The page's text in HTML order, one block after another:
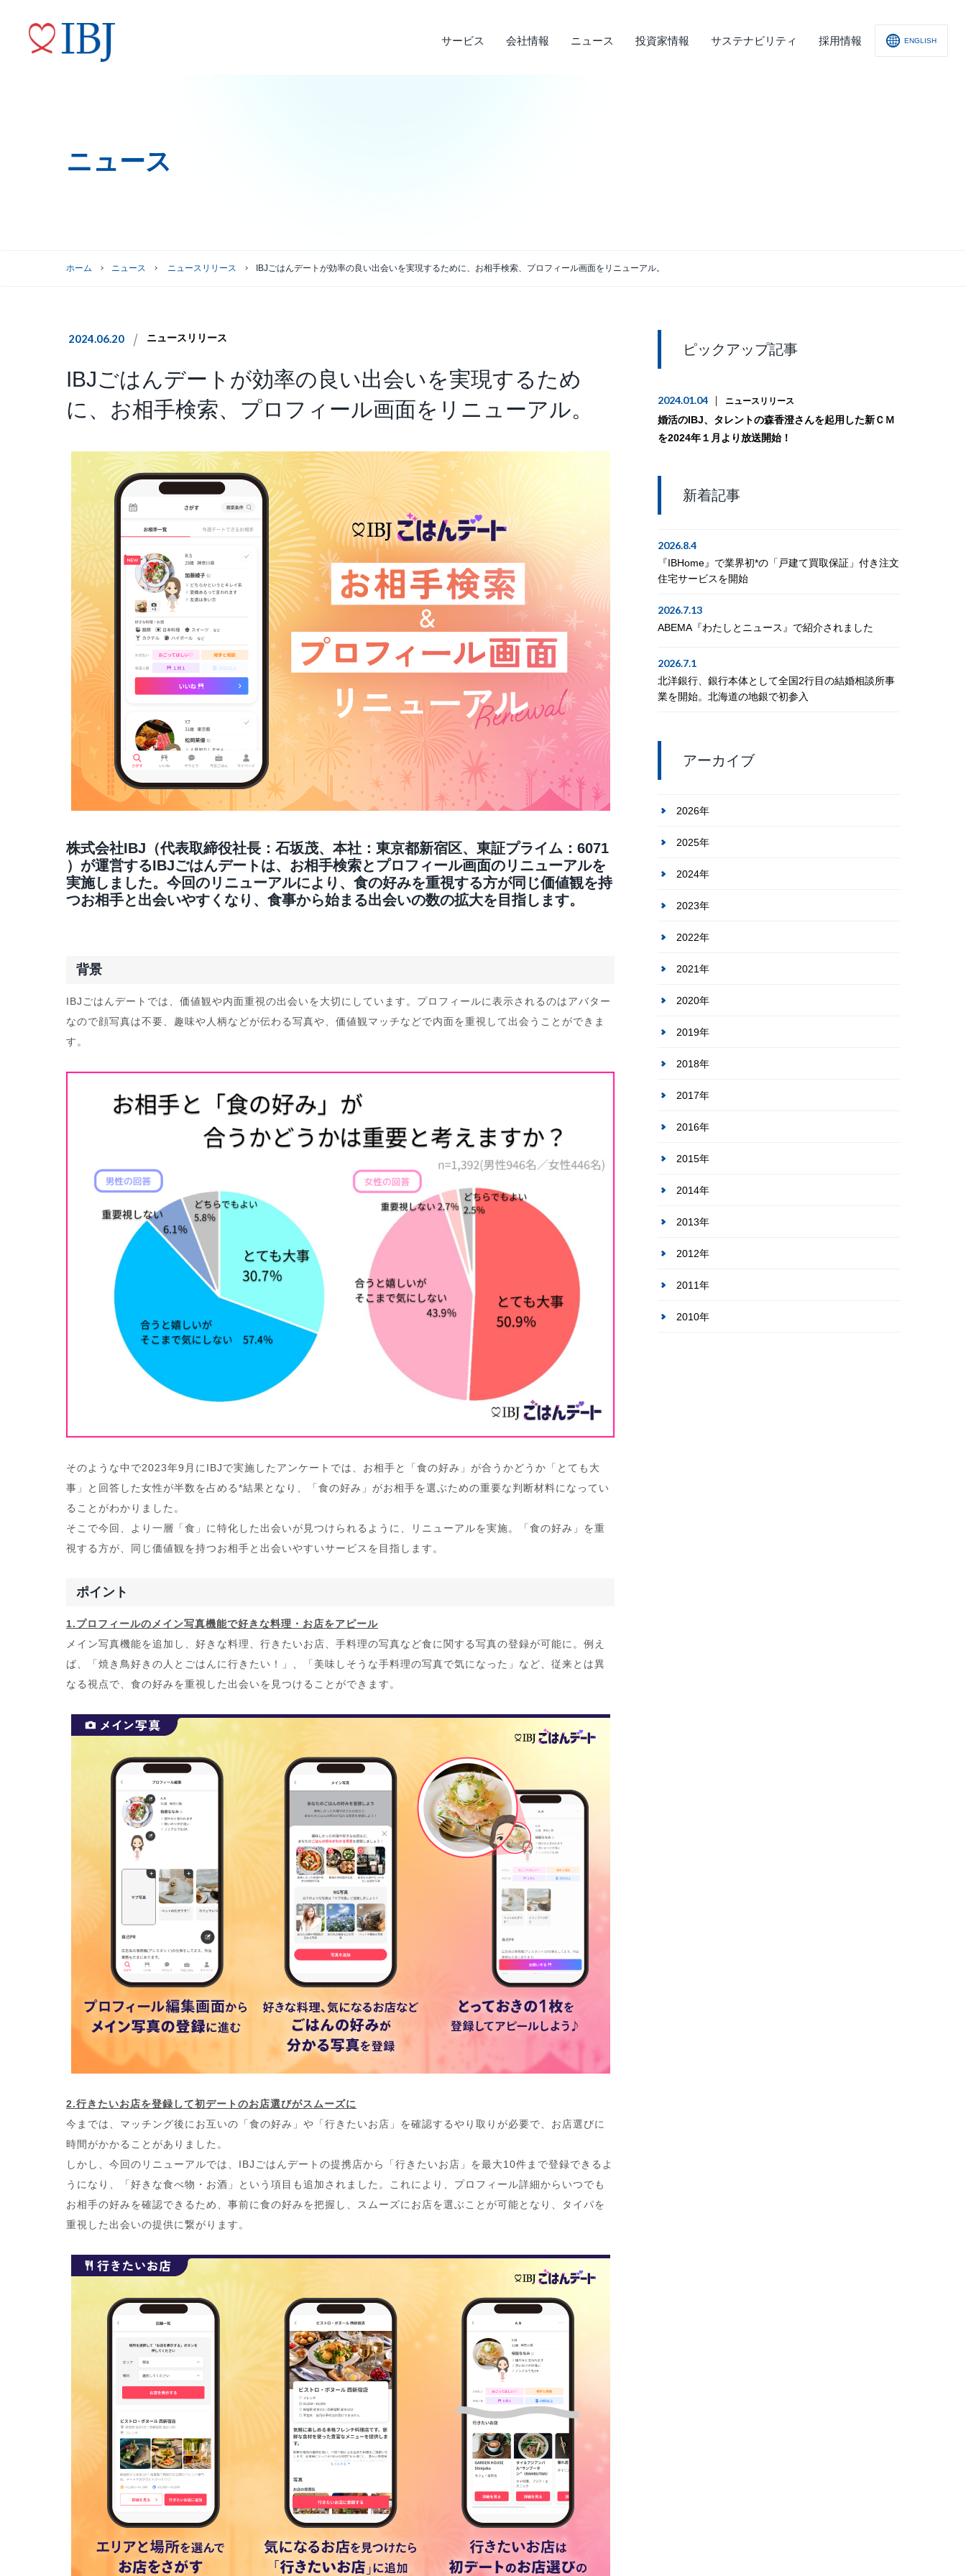
サービス
婚活サービス
会社情報
代表メッセージ
ニュース
ニュースリリース
投資家情報
株式情報
株主総会情報 四半期報告書・有価証券報告書 免責事項
サステナビリティ
トップコミットメント
採用情報 ENGLISH
ニュース
ホーム ニュース ニュースリリース IBJごはんデートが効率の良い出会いを実現するために、お相手検索、プロフィール画面をリニューアル。
2024.06.20 ニュースリリース
IBJごはんデートが効率の良い出会いを実現するため
に、お相手検索、プロフィール画面をリニューアル。
株式会社IBJ（代表取締役社長：石坂茂、本社：東京都新宿区、東証プライム：6071
）が運営するIBJごはんデートは、お相手検索とプロフィール画面のリニューアルを
実施しました。今回のリニューアルにより、食の好みを重視する方が同じ価値観を持
つお相手と出会いやすくなり、食事から始まる出会いの数の拡大を目指します。
背景
IBJごはんデートでは、価値観や内面重視の出会いを大切にしています。プロフィールに表示されるのはアバター
なので顔写真は不要、趣味や人柄などが伝わる写真や、価値観マッチなどで内面を重視して出会うことができま
す。
そのような中で2023年9月にIBJで実施したアンケートでは、お相手と「食の好み」が合うかどうか「とても大
事」と回答した女性が半数を占める*結果となり、「食の好み」がお相手を選ぶための重要な判断材料になってい
ることがわかりました。
そこで今回、より一層「食」に特化した出会いが見つけられるように、リニューアルを実施。「食の好み」を重
視する方が、同じ価値観を持つお相手と出会いやすいサービスを目指します。
ポイント
1.プロフィールのメイン写真機能で好きな料理・お店をアピール
メイン写真機能を追加し、好きな料理、行きたいお店、手料理の写真など食に関する写真の登録が可能に。例え
ば、「焼き鳥好きの人とごはんに行きたい！」、「美味しそうな手料理の写真で気になった」など、従来とは異
なる視点で、食の好みを重視した出会いを見つけることができます。
2.行きたいお店を登録して初デートのお店選びがスムーズに
今までは、マッチング後にお互いの「食の好み」や「行きたいお店」を確認するやり取りが必要で、お店選びに
時間がかかることがありました。
しかし、今回のリニューアルでは、IBJごはんデートの提携店から「行きたいお店」を最大10件まで登録できるよ
うになり、「好きな食べ物・お酒」という項目も追加されました。これにより、プロフィール詳細からいつでも
お相手の好みを確認できるため、事前に食の好みを把握し、スムーズにお店を選ぶことが可能となり、タイパを
重視した出会いの提供に繋がります。
ピックアップ記事
2024.01.04 ニュースリリース
婚活のIBJ、タレントの森香澄さんを起用した新ＣＭ
を2024年１月より放送開始！
新着記事
2026.8.4
『IBHome』で業界初*の「戸建て買取保証」付き注文
住宅サービスを開始
2026.7.13
ABEMA『わたしとニュース』で紹介されました
2026.7.1
北洋銀行、銀行本体として全国2行目の結婚相談所事
業を開始。北海道の地銀で初参入
アーカイブ
2026年
2025年
2024年
2023年
2022年
2021年
2020年
2019年
2018年
2017年
2016年
2015年
2014年
2013年
2012年
2011年
2010年